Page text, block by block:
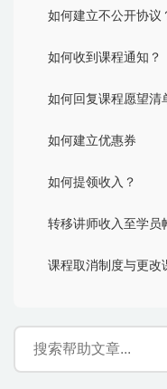
如何建立不公开协议
如何收到课程通知？
如何回复课程愿望清
如何建立优惠券
如何提领收入？
转移讲师收入至学员
课程取消制度与更改